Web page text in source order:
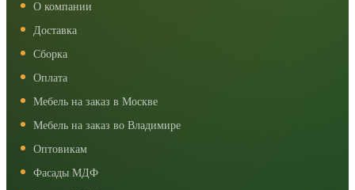
О компании
Доставка
Сборка
Оплата
Мебель на заказ в Москве
Мебель на заказ во Владимире
Оптовикам
Фасады МДФ